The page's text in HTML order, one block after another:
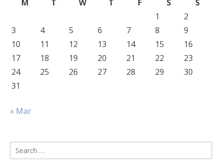
M T W T F S
S
1
2
3
4 5 6 7 8
9
10
11 12 13 14 15
16
17
18 19 20 21 22
23
24
25 26 27 28 29
30
31
« Mar
Search
for: